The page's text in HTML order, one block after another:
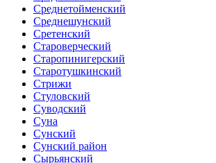
Среднетойменский
Среднешунский
Сретенский
Староверческий
Старопинигерский
Старотушкинский
Стрижи
Стуловский
Суводский
Суна
Сунский
Сунский район
Сырьянский